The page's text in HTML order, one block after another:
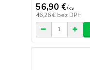
56,90 €/ks
46,26 € bez DPH